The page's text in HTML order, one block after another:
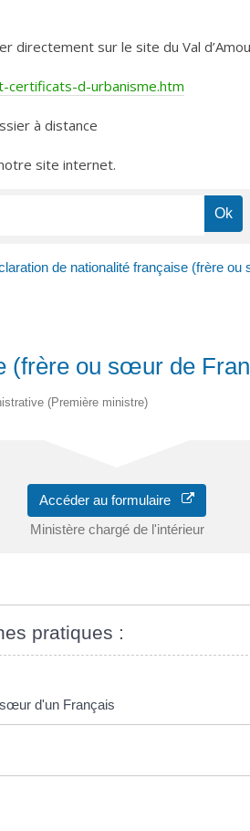
directement sur le site du Val
d-urbanisme.htm
à distance
site internet.
de nationalité française (frère
(frère ou sœur de
(Première ministre)
Accéder au formulaire
Ministère chargé de l'intérieur
pratiques :
d'un Français